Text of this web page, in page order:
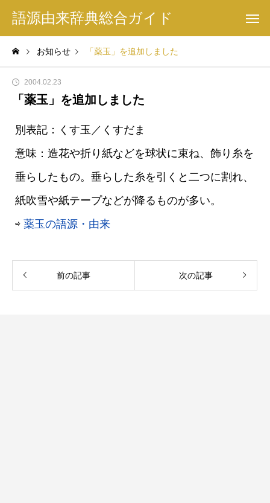
語源由来辞典総合ガイド
お知らせ 「薬玉」を追加しました
2004.02.23
「薬玉」を追加しました
別表記：くす玉／くすだま
意味：造花や折り紙などを球状に束ね、飾り糸を
垂らしたもの。垂らした糸を引くと二つに割れ、
紙吹雪や紙テープなどが降るものが多い。
⇨ 薬玉の語源・由来
前の記事 次の記事